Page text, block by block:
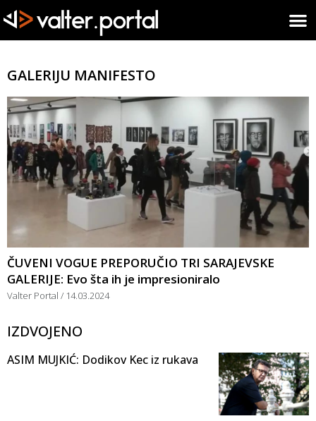
GALERIJU MANIFESTO
ČUVENI VOGUE PREPORUČIO TRI SARAJEVSKE
GALERIJE: Evo šta ih je impresioniralo
Valter Portal 14.03.2024
IZDVOJENO
ASIM MUJKIĆ: Dodikov Kec iz rukava